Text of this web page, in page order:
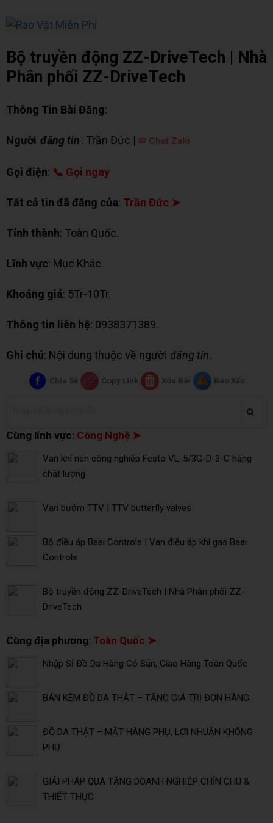
Bộ truyền động ZZ-DriveTech | Nhà
Phân phối ZZ-DriveTech
Thông Tin Bài Đăng:
Người đăng tin: Trần Đức | ✉ Chat Zalo
Gọi điện: 📞 Gọi ngay
Tất cả tin đã đăng của: Trần Đức ➤
Tỉnh thành: Toàn Quốc.
Lĩnh vực: Mục Khác.
Khoảng giá: 5Tr-10Tr.
Thông tin liên hệ: 0938371389.
Ghi chú: Nội dung thuộc về người đăng tin.
Chia Sẻ Copy Link Xóa Bài Báo Xấu
Cùng lĩnh vực: Công Nghệ ➤
Van khí nén công nghiệp Festo VL-5/3G-D-3-C hàng
chất lượng
Van bướm TTV | TTV butterfly valves
Bộ điều áp Baai Controls | Van điều áp khí gas Baai
Controls
Bộ truyền động ZZ-DriveTech | Nhà Phân phối ZZ-
DriveTech
Cùng địa phương: Toàn Quốc ➤
Nhập Sỉ Đồ Da Hàng Có Sẵn, Giao Hàng Toàn Quốc
BÁN KÈM ĐỒ DA THẬT – TĂNG GIÁ TRỊ ĐƠN HÀNG
ĐỒ DA THẬT – MẶT HÀNG PHỤ, LỢI NHUẬN KHÔNG
PHỤ
GIẢI PHÁP QUÀ TẶNG DOANH NGHIỆP CHỈN CHU &
THIẾT THỰC